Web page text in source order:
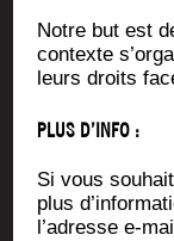
Notre but est
contexte
leurs droits
PLUS D’INFO :
Si vous
plus
l’a­dresse